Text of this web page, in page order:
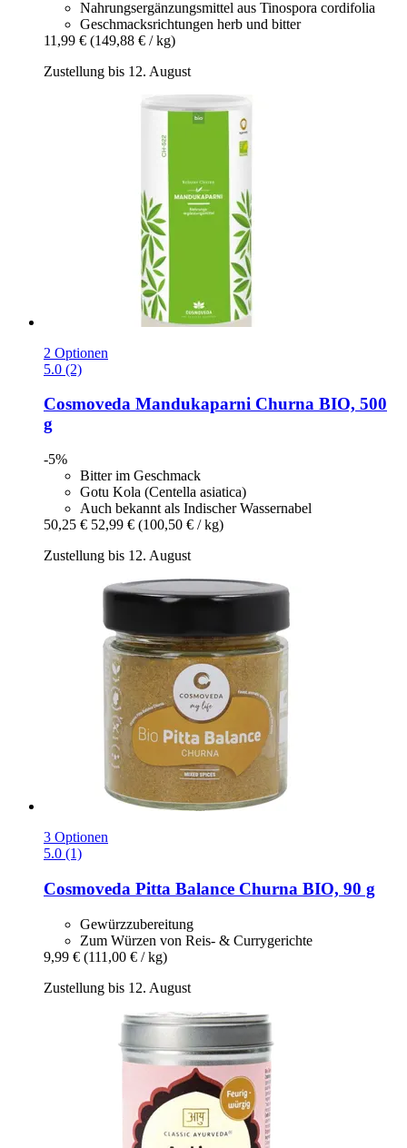
Nahrungsergänzungsmittel aus Tinospora cordifolia
Geschmacks­richtungen herb und bitter
11,99 € (149,88 € / kg)
Zustellung bis 12. August
2 Optionen
5.0 (2)
Cosmoveda Mandukaparni Churna BIO, 500
g
-5%
Bitter im Geschmack
Gotu Kola (Centella asiatica)
Auch bekannt als Indischer Wassernabel
50,25 € 52,99 € (100,50 € / kg)
Zustellung bis 12. August
3 Optionen
5.0 (1)
Cosmoveda Pitta Balance Churna BIO, 90 g
Gewürzzubereitung
Zum Würzen von Reis- & Currygerichte
9,99 € (111,00 € / kg)
Zustellung bis 12. August